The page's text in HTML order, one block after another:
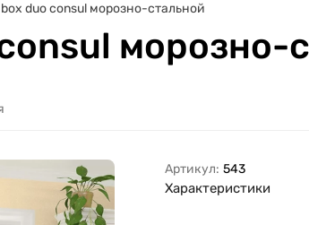
duo consul морозно-стальной
морозно-
Артикул: 543
Характеристики